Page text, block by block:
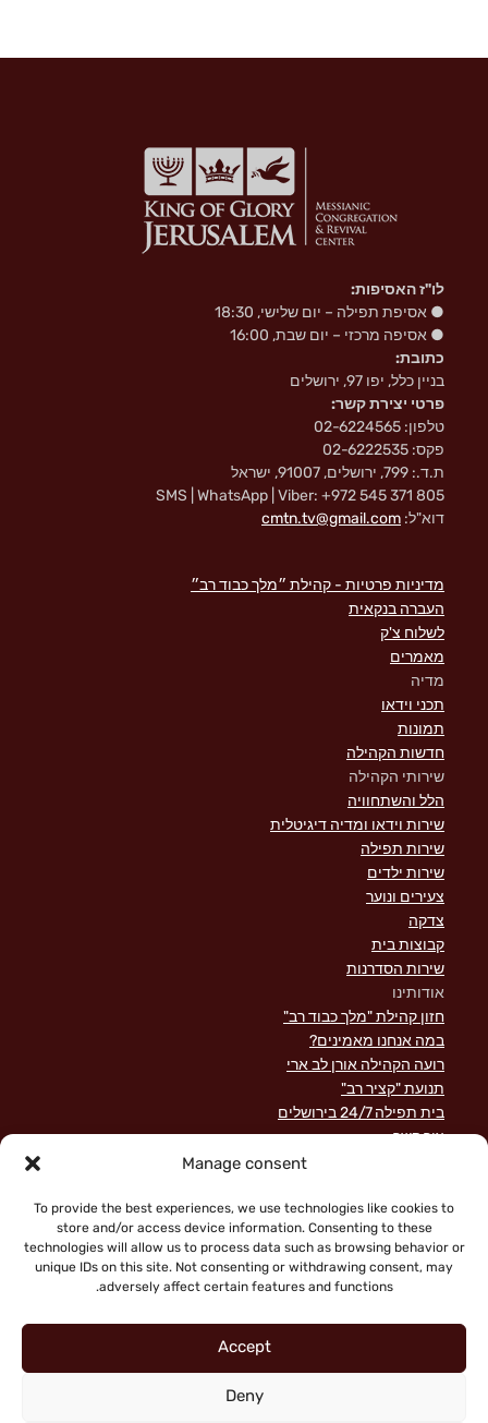
Manage consent
To provide the best experiences, we use technologies like cookies to
store and/or access device information. Consenting to these
technologies will allow us to process data such as browsing behavior or
unique IDs on this site. Not consenting or withdrawing consent, may
adversely affect certain features and functions.
Accept
Deny
לו"ז האסיפות:
● אסיפת תפילה – יום שלישי, 18:30
● אסיפה מרכזי – יום שבת, 16:00
כתובת:
בניין כלל, יפו 97, ירושלים
פרטי יצירת קשר:
טלפון: 02-6224565
פקס: 02-6222535
ת.ד.: 799, ירושלים, 91007, ישראל
SMS | WhatsApp | Viber: +972 545 371 805
דוא"ל: cmtn.tv@gmail.com
מדיניות פרטיות - קהילת ״מלך כבוד רב״
העברה בנקאית
לשלוח צ'ק
מאמרים
מדיה
תכני וידאו
תמונות
חדשות הקהילה
שירותי הקהילה
הלל והשתחוויה
שירות וידאו ומדיה דיגיטלית
שירות תפילה
שירות ילדים
צעירים ונוער
צדקה
קבוצות בית
שירות הסדרנות
אודותינו
חזון קהילת "מלך כבוד רב"
במה אנחנו מאמינים?
רועה הקהילה אורן לב ארי
תנועת "קציר רב"
בית תפילה 24/7 בירושלים
צור קשר
השקפה מקראית על שירות לישראל
תרומות
"Faith working through love" (Galatians 5:6)